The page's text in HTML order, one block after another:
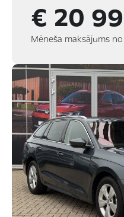
€ 20
Mēneša maksājums no